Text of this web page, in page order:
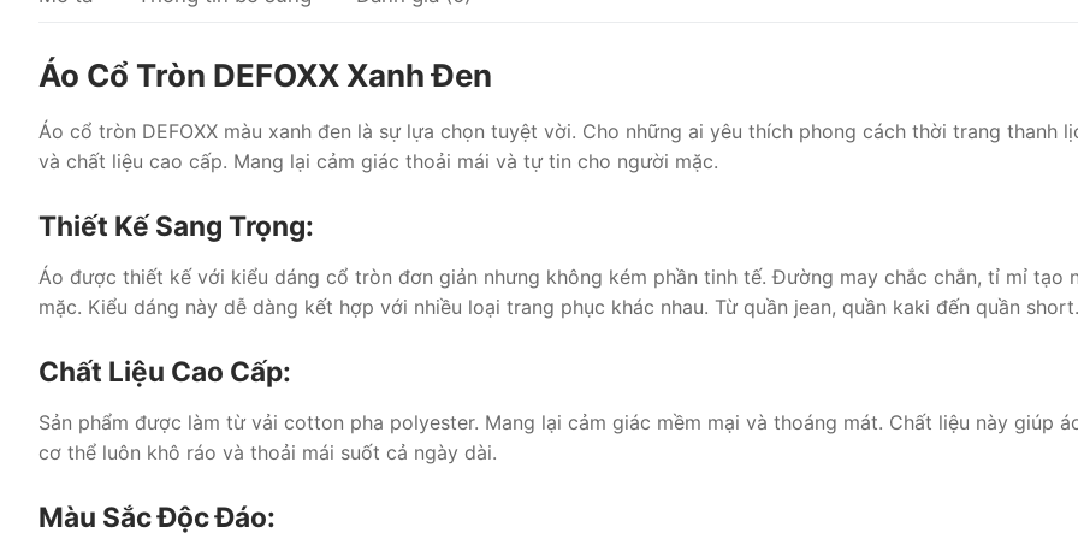
Áo Cổ Tròn DEFOXX Xanh Đen
Áo cổ tròn DEFOXX màu xanh đen là sự lựa chọn tuyệt vời. Cho những ai yêu thích phong cách thời trang thanh
và chất liệu cao cấp. Mang lại cảm giác thoải mái và tự tin cho người mặc.
Thiết Kế Sang Trọng:
Áo được thiết kế với kiểu dáng cổ tròn đơn giản nhưng không kém phần tinh tế. Đường may chắc chắn, tỉ mỉ
mặc. Kiểu dáng này dễ dàng kết hợp với nhiều loại trang phục khác nhau. Từ quần jean, quần kaki đến quần short.
Chất Liệu Cao Cấp:
Sản phẩm được làm từ vải cotton pha polyester. Mang lại cảm giác mềm mại và thoáng mát. Chất liệu này giúp
cơ thể luôn khô ráo và thoải mái suốt cả ngày dài.
Màu Sắc Độc Đáo: